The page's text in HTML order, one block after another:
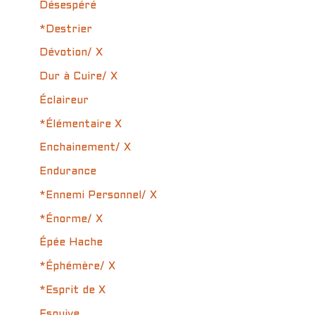
Désespéré
*Destrier
Dévotion/ X
Dur à Cuire/ X
Éclaireur
*Élémentaire X
Enchainement/ X
Endurance
*Ennemi Personnel/ X
*Énorme/ X
Épée Hache
*Éphémère/ X
*Esprit de X